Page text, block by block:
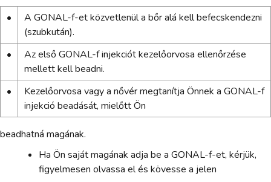
•
A GONAL-f-et közvetlenül a bőr alá kell befecskendezni
(szubkután).
•
Az első GONAL-f injekciót kezelőorvosa ellenőrzése
mellett kell beadni.
•
Kezelőorvosa vagy a nővér megtanítja Önnek a GONAL-f
injekció beadását, mielőtt Ön
beadhatná magának.
Ha Ön saját magának adja be a GONAL-f-et, kérjük,
figyelmesen olvassa el és kövesse a jelen